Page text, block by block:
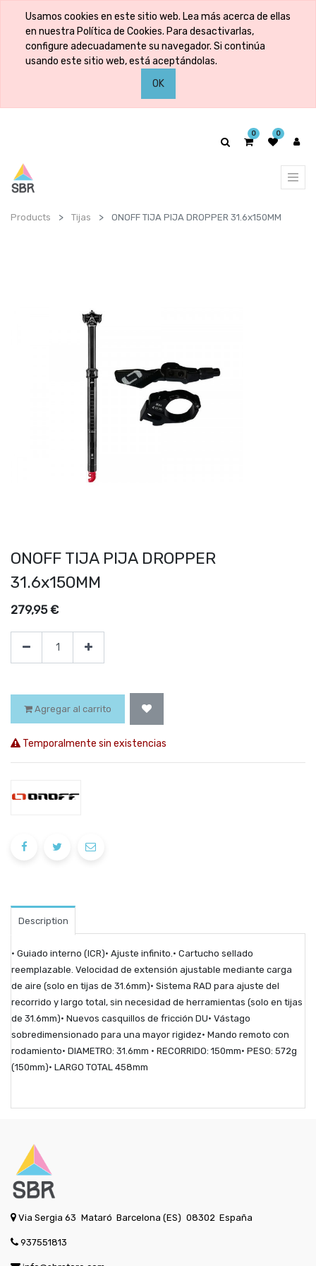
Usamos cookies en este sitio web. Lea más acerca de ellas
en nuestra Política de Cookies. Para desactivarlas,
configure adecuadamente su navegador. Si continúa
usando este sitio web, está aceptándolas.
OK
0 0
Products Tijas ONOFF TIJA PIJA DROPPER 31.6x150MM
ONOFF TIJA PIJA DROPPER
31.6x150MM
279,95€
Agregar al carrito
Temporalmente sin existencias
Description
• Guiado interno (ICR)• Ajuste infinito.• Cartucho sellado
reemplazable. Velocidad de extensión ajustable mediante carga
de aire (solo en tijas de 31.6mm)• Sistema RAD para ajuste del
recorrido y largo total, sin necesidad de herramientas (solo en tijas
de 31.6mm)• Nuevos casquillos de fricción DU• Vástago
sobredimensionado para una mayor rigidez• Mando remoto con
rodamiento• DIAMETRO: 31.6mm • RECORRIDO: 150mm• PESO: 572g
(150mm)• LARGO TOTAL 458mm
Via Sergia 63 Mataró Barcelona (ES) 08302 España
937551813